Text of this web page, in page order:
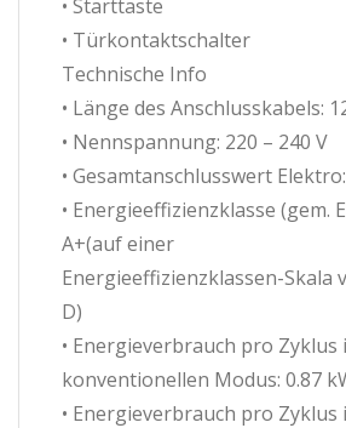
• Starttaste
• Türkontaktschalter
Technische Info
• Länge des Anschlusskabels:
• Nennspannung: 220 – 240 V
• Gesamtanschlusswert
• Energieeffizienzklasse (gem.
A+(auf einer
Energieeffizienzklassen-Skala
D)
• Energieverbrauch pro Zyklus
konventionellen Modus: 0.87
• Energieverbrauch pro